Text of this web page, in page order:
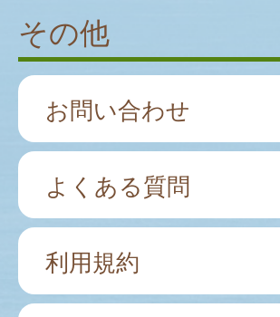
その他
お問い合わせ
よくある質問
利用規約